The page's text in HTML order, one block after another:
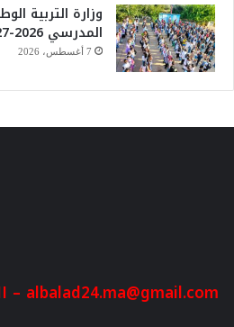
وزارة التربية
المدرسي 2026-2027
7 أغسطس، 2026
albalad24.ma@gmail.com
–